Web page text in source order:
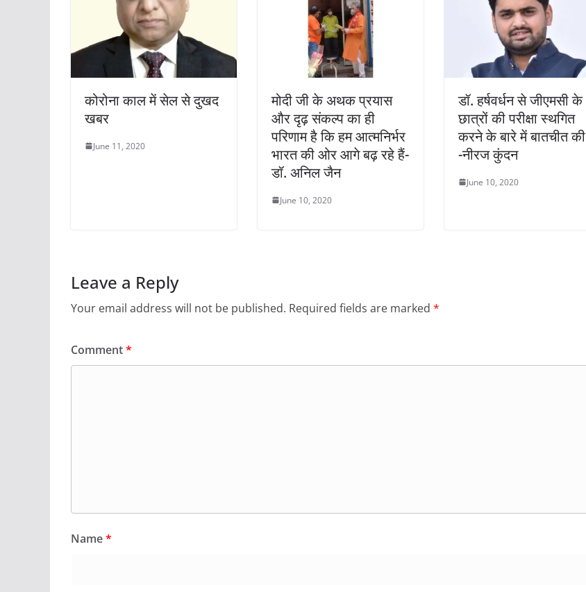
कोरोना काल में सेल से दुखद
खबर
June 11, 2020
मोदी जी के अथक प्रयास
और दृढ़ संकल्प का ही
परिणाम है कि हम आत्मनिर्भर
भारत की ओर आगे बढ़ रहे हैं-
डॉ. अनिल जैन
June 10, 2020
डॉ. हर्षवर्धन से जीएमसी के
छात्रों की परीक्षा स्थगित
करने के बारे में बातचीत की
-नीरज कुंदन
June 10, 2020
Leave a Reply
Your email address will not be published. Required fields are marked *
Comment*
Name*